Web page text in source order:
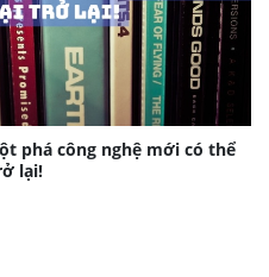
phá công nghệ mới có thể
lại!